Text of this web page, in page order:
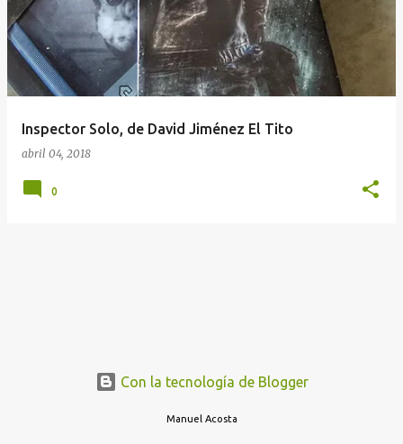
r
d
Inspector Solo, de David Jiménez El Tito
abril 04, 2018
0
Con la tecnología de Blogger
Manuel Acosta